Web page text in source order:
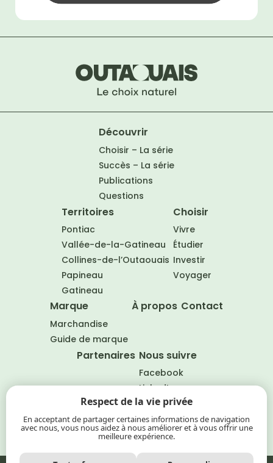
Découvrir
Choisir – La série
Succès – La série
Publications
Questions
Territoires
Pontiac
Vallée-de-la-Gatineau
Collines-de-l’Outaouais
Papineau
Gatineau
Choisir
Vivre
Étudier
Investir
Voyager
Marque
Marchandise
Guide de marque
À propos Contact
Partenaires Nous suivre
Facebook
LinkedIn
EN
Respect de la vie privée
En acceptant de partager certaines informations de navigation
avec nous, vous nous aidez à nous améliorer et à vous offrir une
meilleure expérience.